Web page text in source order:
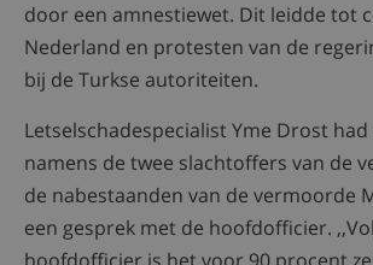
door een amnestiewet. Dit leidde tot
Nederland en protesten van de
bij de Turkse autoriteiten.
Letselschadespecialist Yme Drost
namens de twee slachtoffers van de
de nabestaanden van de vermoorde
een gesprek met de hoofdofficier.